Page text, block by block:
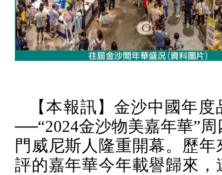
【本報訊】金沙中國年
──“2024金沙物美嘉年華”
門威尼斯人隆重開幕。歷年
評的嘉年華今年載譽歸來，